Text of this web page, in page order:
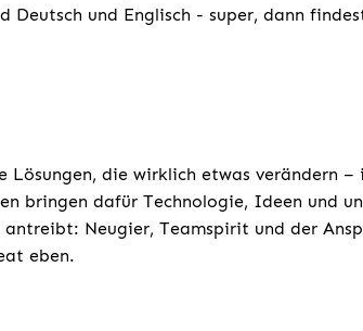
Deutsch und Englisch - super, dann
die wirklich etwas verändern –
bringen dafür Technologie, Ideen und
antreibt: Neugier, Teamspirit und der
eben.